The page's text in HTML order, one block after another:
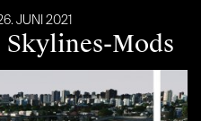
JUNI 2021
Skylines-Mods